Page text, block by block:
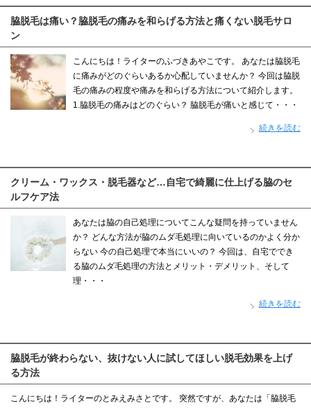
脇脱毛は痛い？脇脱毛の痛みを和らげる方法と痛くない脱毛サロ
ン
こんにちは！ライターのふづきあやこです。 あなたは脇脱毛
に痛みがどのぐらいあるか心配していませんか？ 今回は脇脱
毛の痛みの程度や痛みを和らげる方法について紹介します。
1.脇脱毛の痛みはどのぐらい？ 脇脱毛が痛いと感じて・・・
続きを読む
クリーム・ワックス・脱毛器など…自宅で綺麗に仕上げる脇のセ
ルフケア法
あなたは脇の自己処理についてこんな疑問を持っていません
か？ どんな方法が脇のムダ毛処理に向いているのかよく分か
らない 今の自己処理で本当にいいの？ 今回は、自宅ででき
る脇のムダ毛処理の方法とメリット・デメリット、そして
理・・・
続きを読む
脇脱毛が終わらない、抜けない人に試してほしい脱毛効果を上げ
る方法
こんにちは！ライターのとみえみさとです。 突然ですが、あなたは「脇脱毛